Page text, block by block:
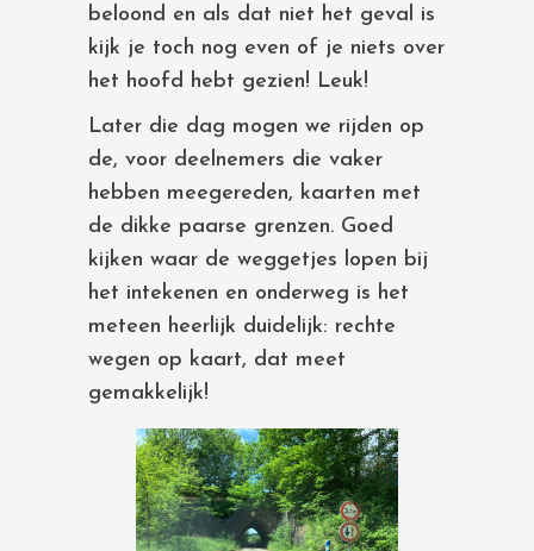
beloond en als dat niet het geval is
kijk je toch nog even of je niets over
het hoofd hebt gezien! Leuk!
Later die dag mogen we rijden op
de, voor deelnemers die vaker
hebben meegereden, kaarten met
de dikke paarse grenzen. Goed
kijken waar de weggetjes lopen bij
het intekenen en onderweg is het
meteen heerlijk duidelijk: rechte
wegen op kaart, dat meet
gemakkelijk!